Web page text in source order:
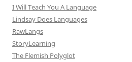
I Will Teach You A Language
Lindsay Does Languages
RawLangs
StoryLearning
The Flemish Polyglot